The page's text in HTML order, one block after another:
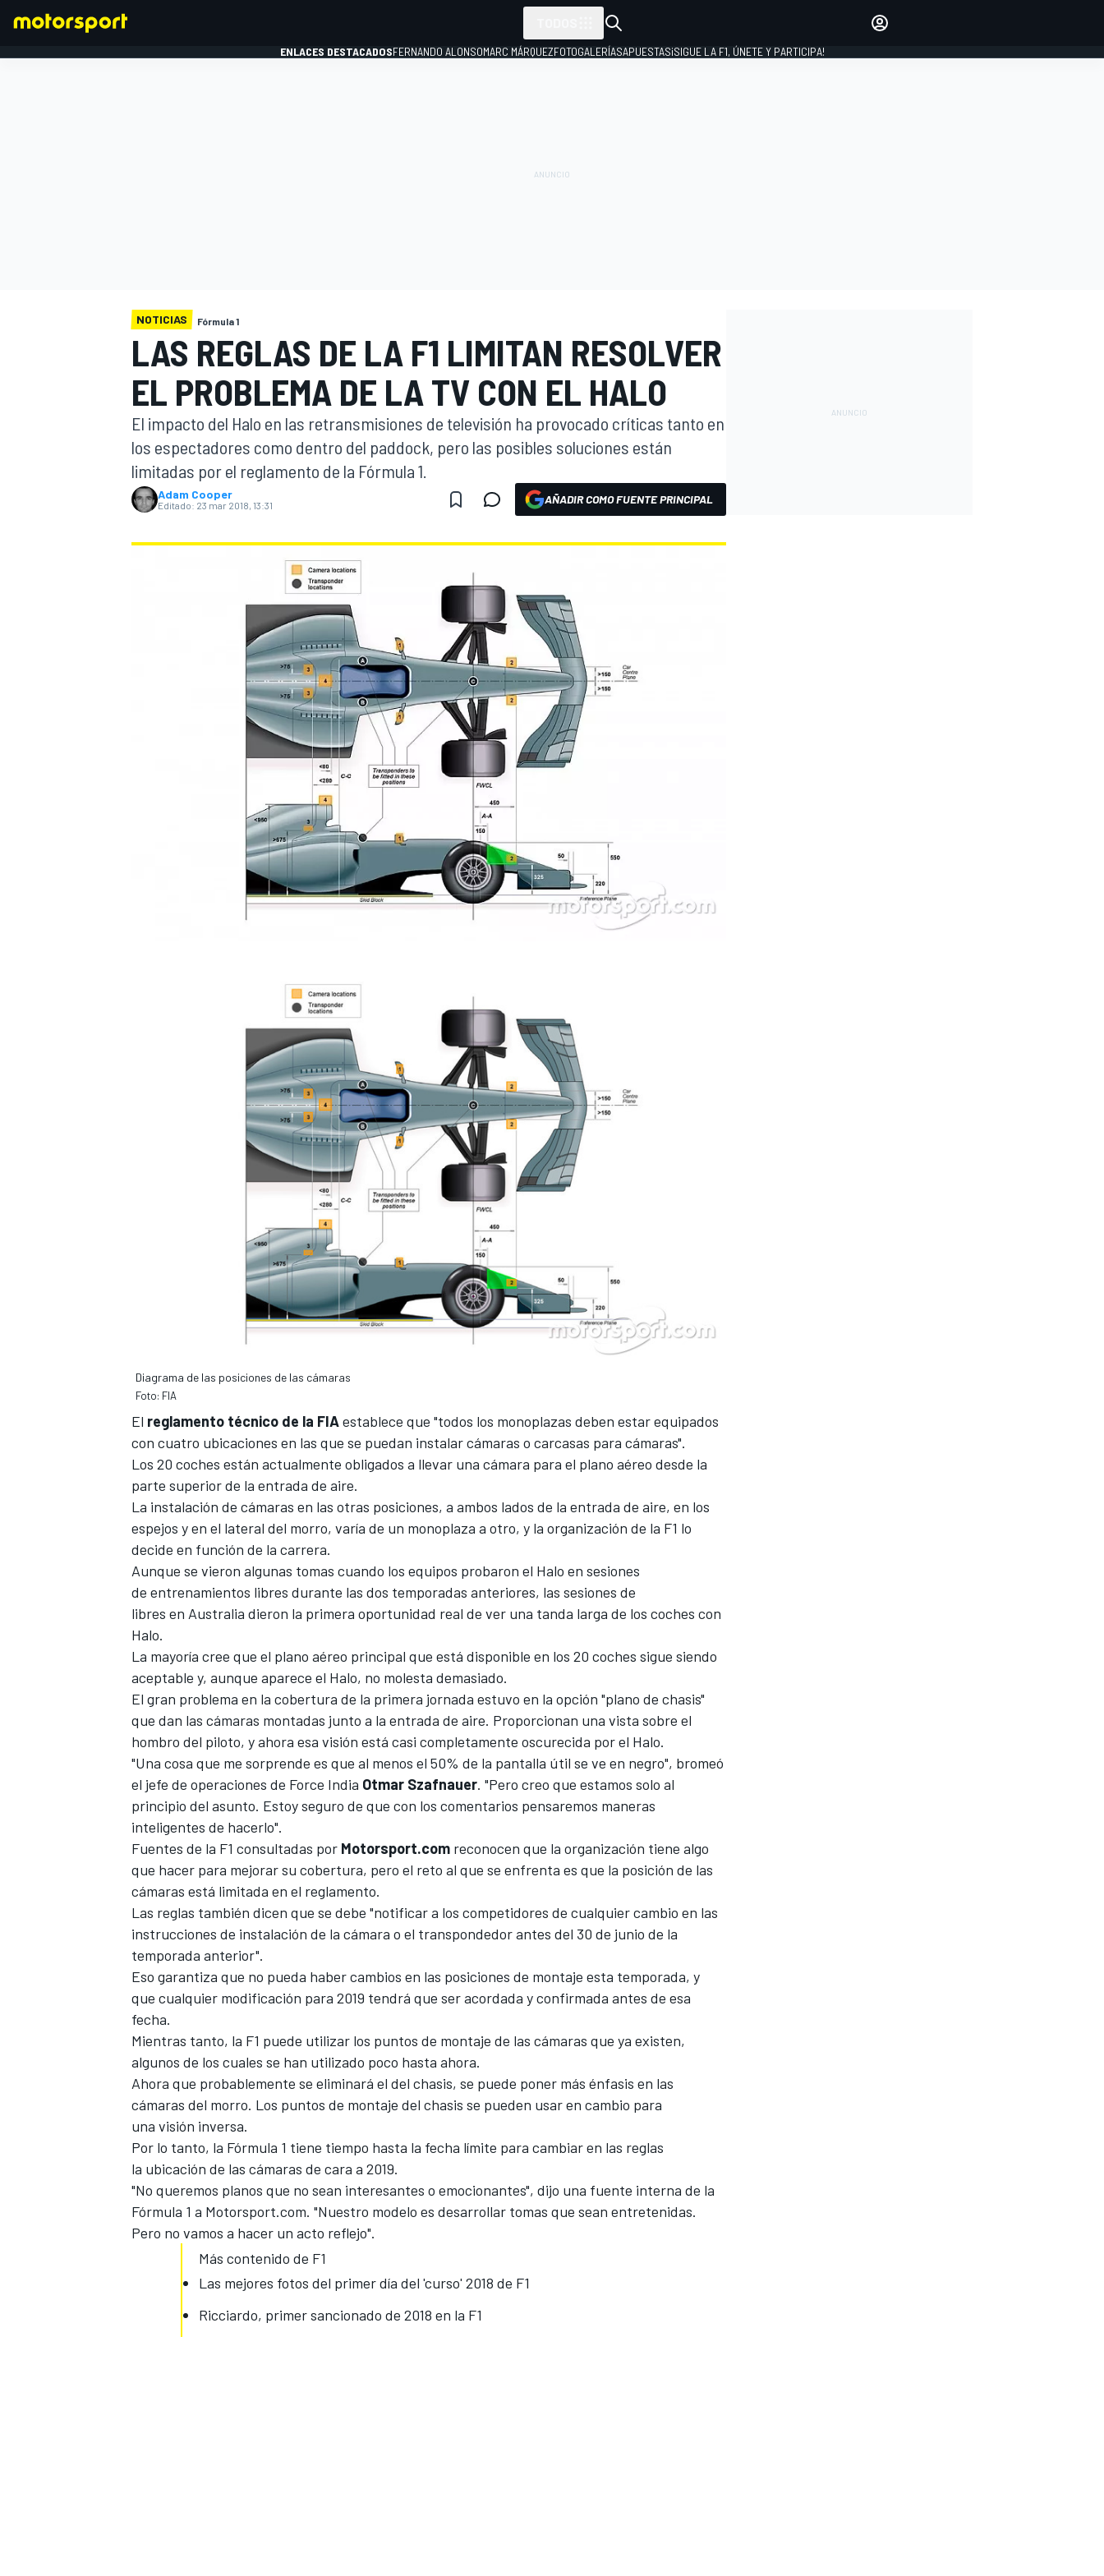
FÓRMULA E
MÁS CATEGORÍAS
ENLACES DESTACADOSFERNANDO ALONSOMARC MÁRQUEZFOTOGALERÍASAPUESTAS¡SIGUE LA F1, ÚNETE Y PARTICIPA!
NOTICIAS Fórmula 1
LAS REGLAS DE LA F1 LIMITAN RESOLVER
EL PROBLEMA DE LA TV CON EL HALO
El impacto del Halo en las retransmisiones de televisión ha provocado críticas tanto en
los espectadores como dentro del paddock, pero las posibles soluciones están
limitadas por el reglamento de la Fórmula 1.
Adam Cooper
Editado: 23 mar 2018, 13:31 AÑADIR COMO FUENTE PRINCIPAL
Diagrama de las posiciones de las cámaras
Foto: FIA
El reglamento técnico de la FIAestablece que "todos los monoplazas deben estar equipados
con cuatro ubicaciones en las que se puedan instalar cámaras o carcasas para cámaras".
Los 20 coches están actualmente obligados a llevar una cámara para el plano aéreo desde la
parte superior de la entrada de aire.
La instalación de cámaras en las otras posiciones, a ambos lados de la entrada de aire, en los
espejos y en el lateral del morro, varía de un monoplaza a otro, y la organización de la F1 lo
decide en función de la carrera.
Aunque se vieron algunas tomas cuando los equipos probaron el Halo en sesiones
de entrenamientos libres durante las dos temporadas anteriores, las sesiones de
libres en Australia dieron la primera oportunidad real de ver una tanda larga de los coches con
Halo.
La mayoría cree que el plano aéreo principal que está disponible en los 20 coches sigue siendo
aceptable y, aunque aparece el Halo, no molesta demasiado.
El gran problema en la cobertura de la primera jornada estuvo en la opción "plano de chasis"
que dan las cámaras montadas junto a la entrada de aire. Proporcionan una vista sobre el
hombro del piloto, y ahora esa visión está casi completamente oscurecida por el Halo.
"Una cosa que me sorprende es que al menos el 50% de la pantalla útil se ve en negro", bromeó
el jefe de operaciones de Force India Otmar Szafnauer. "Pero creo que estamos solo al
principio del asunto. Estoy seguro de que con los comentarios pensaremos maneras
inteligentes de hacerlo".
Fuentes de la F1 consultadas por Motorsport.com reconocen que la organización tiene algo
que hacer para mejorar su cobertura, pero el reto al que se enfrenta es que la posición de las
cámaras está limitada en el reglamento.
Las reglas también dicen que se debe "notificar a los competidores de cualquier cambio en las
instrucciones de instalación de la cámara o el transpondedor antes del 30 de junio de la
temporada anterior".
Eso garantiza que no pueda haber cambios en las posiciones de montaje esta temporada, y
que cualquier modificación para 2019 tendrá que ser acordada y confirmada antes de esa
fecha.
Mientras tanto, la F1 puede utilizar los puntos de montaje de las cámaras que ya existen,
algunos de los cuales se han utilizado poco hasta ahora.
Ahora que probablemente se eliminará el del chasis, se puede poner más énfasis en las
cámaras del morro. Los puntos de montaje del chasis se pueden usar en cambio para
una visión inversa.
Por lo tanto, la Fórmula 1 tiene tiempo hasta la fecha límite para cambiar en las reglas
la ubicación de las cámaras de cara a 2019.
"No queremos planos que no sean interesantes o emocionantes", dijo una fuente interna de la
Fórmula 1 a Motorsport.com. "Nuestro modelo es desarrollar tomas que sean entretenidas.
Pero no vamos a hacer un acto reflejo".
Más contenido de F1
Las mejores fotos del primer día del 'curso' 2018 de F1
Ricciardo, primer sancionado de 2018 en la F1